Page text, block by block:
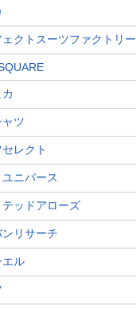
クトスーツファクトリー
ツ
レクト
ニバース
テッドアローズ
ンリサーチ
エル